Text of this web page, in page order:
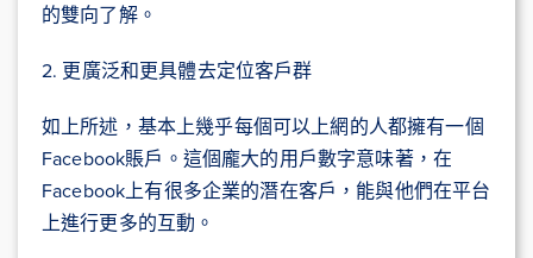
的雙向了解。
2. 更廣泛和更具體去定位客戶群
如上所述，基本上幾乎每個可以上網的人都擁有一個
Facebook賬戶。這個龐大的用戶數字意味著，在
Facebook上有很多企業的潛在客戶，能與他們在平台
上進行更多的互動。